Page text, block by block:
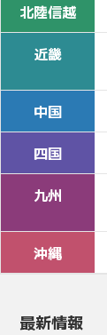
北陸信越
近畿
中国
四国
九州
沖縄
最新情報